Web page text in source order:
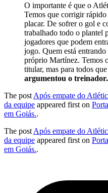
O importante é que o
Temos que corrigir rápido
placar. De sofrer o gol e
trabalhado todo o plantel
jogadores que podem
jogo. Quem está
próprio Martínez. Temos
titular, mas para todos
argumentou o treinador.
The post Após empate do
da equipe appeared first on
em Goiás..
The post Após empate do
da equipe appeared first on
em Goiás..